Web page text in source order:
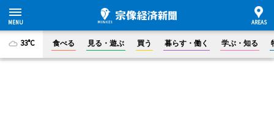
33°C 食べる 見る・遊ぶ 買う 暮らす・働く 学ぶ・知る